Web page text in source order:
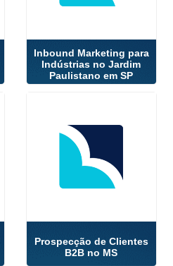
Inbound Marketing para
Indústrias no Jardim
Paulistano em SP
Prospecção de Clientes
B2B no MS